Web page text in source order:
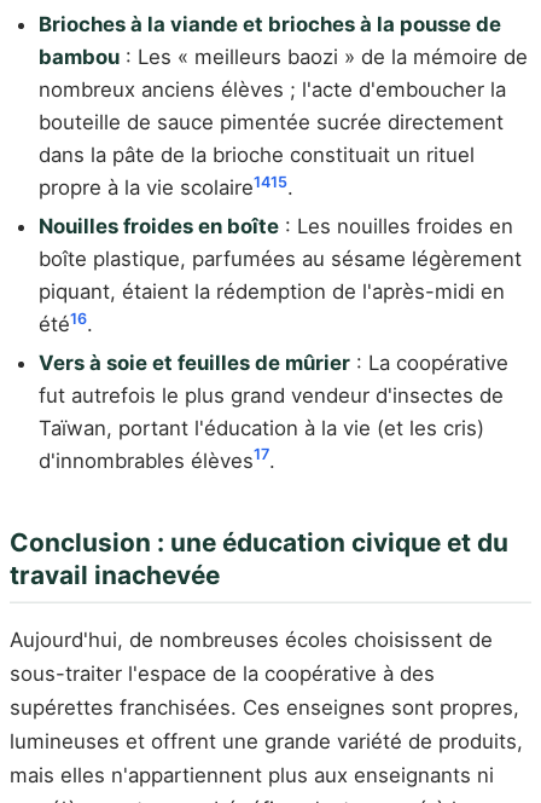
Brioches à la viande et brioches à la pousse de
bambou : Les « meilleurs baozi » de la mémoire de
nombreux anciens élèves ; l'acte d'emboucher la
bouteille de sauce pimentée sucrée directement
dans la pâte de la brioche constituait un rituel
propre à la vie scolaire1415.
Nouilles froides en boîte : Les nouilles froides en
boîte plastique, parfumées au sésame légèrement
piquant, étaient la rédemption de l'après-midi en
été16.
Vers à soie et feuilles de mûrier : La coopérative
fut autrefois le plus grand vendeur d'insectes de
Taïwan, portant l'éducation à la vie (et les cris)
d'innombrables élèves17.
Conclusion : une éducation civique et du
travail inachevée
Aujourd'hui, de nombreuses écoles choisissent de
sous-traiter l'espace de la coopérative à des
supérettes franchisées. Ces enseignes sont propres,
lumineuses et offrent une grande variété de produits,
mais elles n'appartiennent plus aux enseignants ni